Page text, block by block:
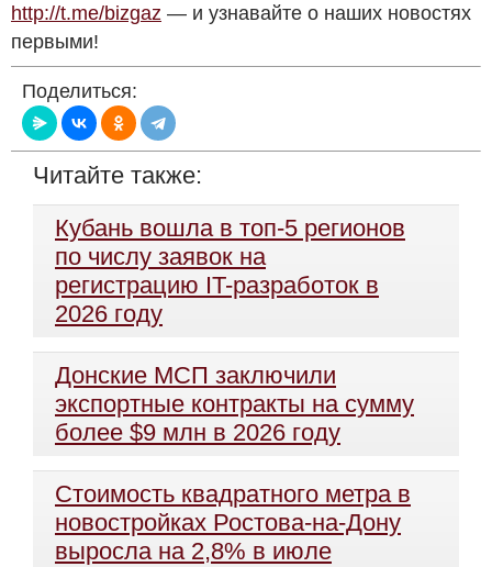
http://t.me/bizgaz — и узнавайте о наших новостях
первыми!
Поделиться:
Читайте также:
Кубань вошла в топ-5 регионов
по числу заявок на
регистрацию IT-разработок в
2026 году
Донские МСП заключили
экспортные контракты на сумму
более $9 млн в 2026 году
Стоимость квадратного метра в
новостройках Ростова-на-Дону
выросла на 2,8% в июле